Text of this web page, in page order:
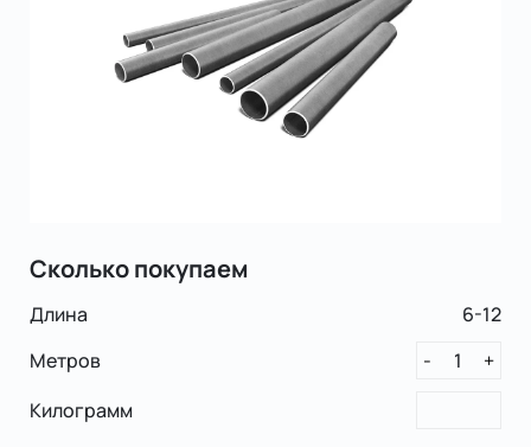
Сколько покупаем
Длина
6-12
Метров
- 1
+
Килограмм